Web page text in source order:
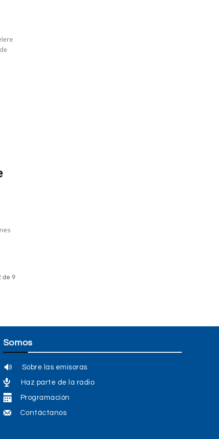
de 9
Somos
Sobre las emisoras
Haz parte de la radio
Programación
Contáctanos